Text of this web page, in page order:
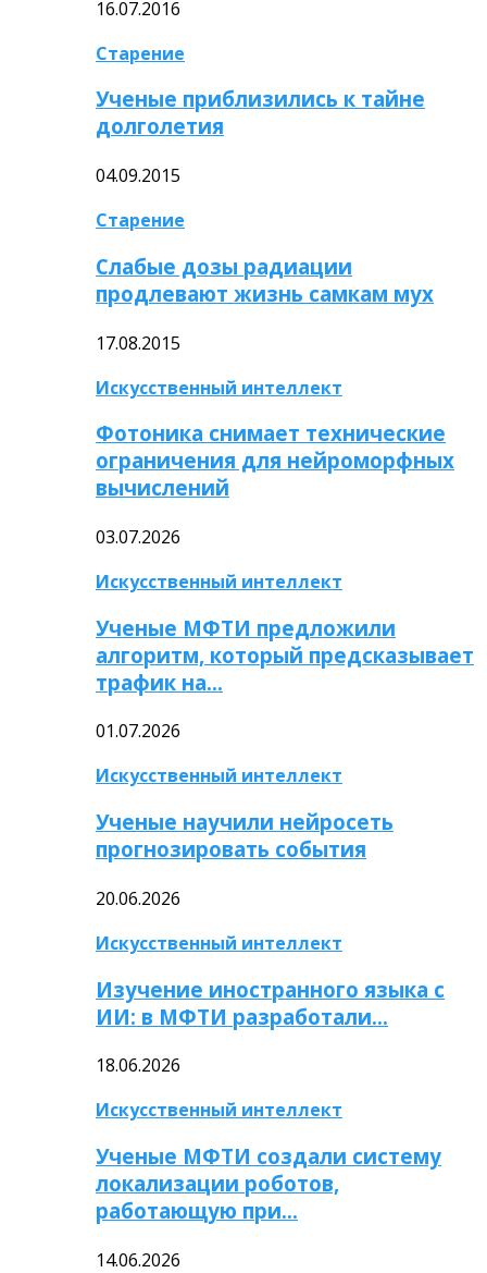
16.07.2016
Старение
Ученые приблизились к тайне
долголетия
04.09.2015
Старение
Слабые дозы радиации
продлевают жизнь самкам мух
17.08.2015
Искусственный интеллект
Фотоника снимает технические
ограничения для нейроморфных
вычислений
03.07.2026
Искусственный интеллект
Ученые МФТИ предложили
алгоритм, который предсказывает
трафик на…
01.07.2026
Искусственный интеллект
Ученые научили нейросеть
прогнозировать события
20.06.2026
Искусственный интеллект
Изучение иностранного языка с
ИИ: в МФТИ разработали…
18.06.2026
Искусственный интеллект
Ученые МФТИ создали систему
локализации роботов,
работающую при…
14.06.2026